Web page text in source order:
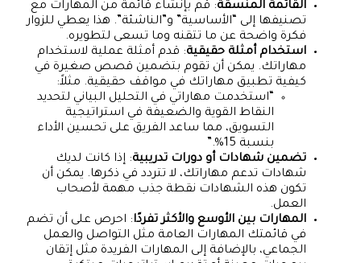
القائمة المنسقة: قم بإنشاء قائمة من المهارات مع
تصنيفها إلى “الأساسية” و”الناشئة”. هذا يعطي للزوار
فكرة واضحة عن ما تتقنه وما تسعى لتطويره.
استخدام أمثلة حقيقية: قدم أمثلة عملية لاستخدام
مهاراتك. يمكن أن تقوم بتضمين قصص صغيرة في
كيفية تطبيق مهاراتك في مواقف حقيقية. مثلاً:
“استخدمت مهاراتي في التحليل البياني لتحديد
النقاط القوية والضعيفة في استراتيجية
التسويق، مما ساعد الفريق على تحسين الأداء
بنسبة 15%.”
تضمين شهادات أو دورات تدريبية: إذا كانت لديك
شهادات تدعم مهاراتك، لا تتردد في ذكرها. يمكن أن
تكون هذه الشهادات نقطة جذب مهمة لأصحاب
العمل.
المهارات بين الأوسع والأكثر تفردًا: احرص على أن تضم
في قائمتك المهارات العامة مثل التواصل والعمل
الجماعي، بالإضافة إلى المهارات الفريدة مثل إتقان